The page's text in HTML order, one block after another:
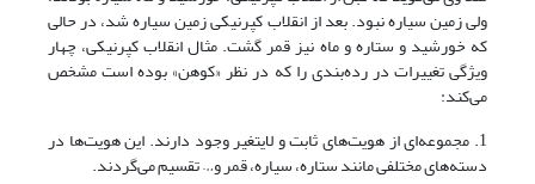
ولی زمین سیاره نبود. بعد از انقلاب کپرنیکی زمین سیاره شد، در حالی
که خورشید و ستاره و ماه نیز قمر گشت. مثال انقلاب کپرنیکی، چهار
ویژگی تغییرات در رده‌بندی را که در نظر «کوهن» بوده است مشخص
می‌کند:
1. مجموعه‌ای از هویت‌های ثابت و لایتغیر وجود دارند. این هویت‌ها در
دسته‌های مختلفی مانند ستاره، سیاره، قمر و… تقسیم می‌گردند.